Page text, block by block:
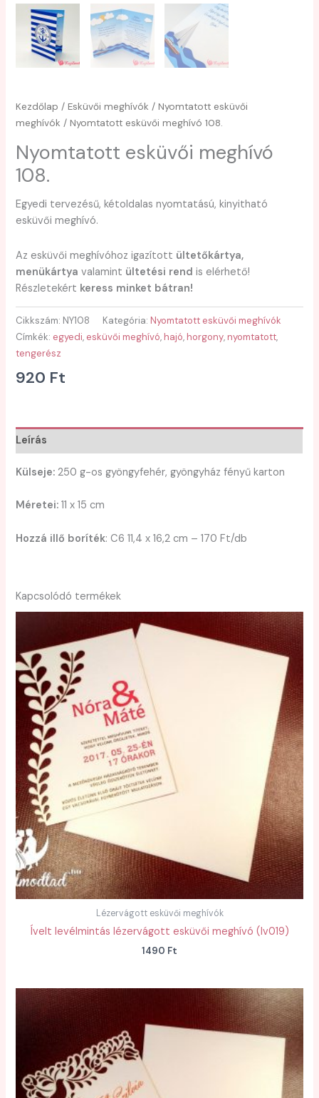
Kezdőlap /Esküvői meghívók /Nyomtatott esküvői
meghívók / Nyomtatott esküvői meghívó 108.
Nyomtatott esküvői meghívó
108.
Egyedi tervezésű, kétoldalas nyomtatású, kinyitható
esküvői meghívó.
Az esküvői meghívóhoz igazított ültetőkártya,
menükártya valamint ültetési rend is elérhető!
Részletekért keress minket bátran!
Cikkszám: NY108 Kategória:Nyomtatott esküvői meghívók
Címkék: egyedi, esküvői meghívó,hajó,horgony,nyomtatott,
tengerész
920 Ft
Leírás
Külseje: 250 g-os gyöngyfehér, gyöngyház fényű karton
Méretei: 11 x 15 cm
Hozzá illő boríték: C6 11,4 x 16,2 cm – 170 Ft/db
Kapcsolódó termékek
Lézervágott esküvői meghívók
Ívelt levélmintás lézervágott esküvői meghívó (lv019)
1490 Ft